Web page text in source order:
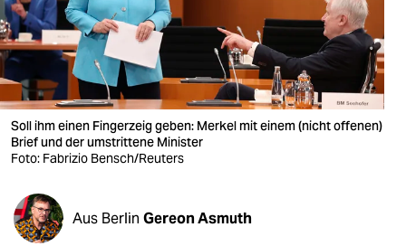
wahrheit
verlag
verlag
veranstaltungen
shop
fragen & hilfe
unterstützen
Soll ihm einen Fingerzeig geben: Merkel mit einem (nicht offenen)
Brief und der umstrittene Minister
Foto: Fabrizio Bensch/Reuters
Aus Berlin Gereon Asmuth